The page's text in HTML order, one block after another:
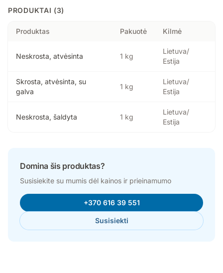
PRODUKTAI (3)
Produktas Pakuotė Kilmė
Neskrosta, atvėsinta 1 kg
Lietuva/
Estija
Skrosta, atvėsinta, su
galva
1 kg
Lietuva/
Estija
Neskrosta, šaldyta 1 kg
Lietuva/
Estija
Domina šis produktas?
Susisiekite su mumis dėl kainos ir prieinamumo
+370 616 39 551
Susisiekti